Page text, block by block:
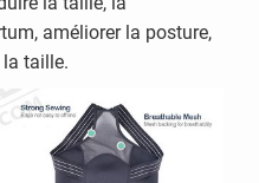
améliorer la posture,
taille.